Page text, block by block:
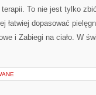
terapii. To nie jest tylko
łatwiej dopasować
i Zabiegi na ciało. W